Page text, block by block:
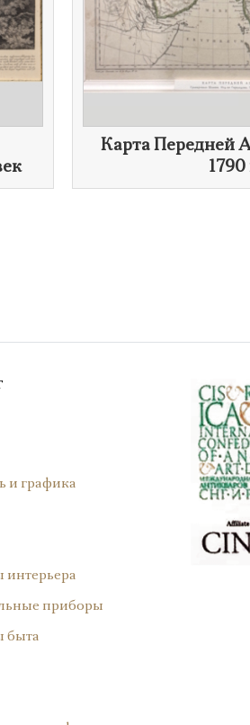
​Карта Передней
1790
и графика
приборы
быта